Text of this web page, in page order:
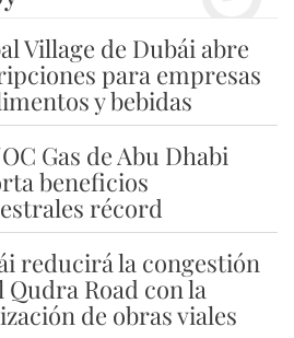
Village de Dubái abre
para empresas
y bebidas
Gas de Abu Dhabi
beneficios
récord
reducirá la congestión
Qudra Road con la
de obras viales